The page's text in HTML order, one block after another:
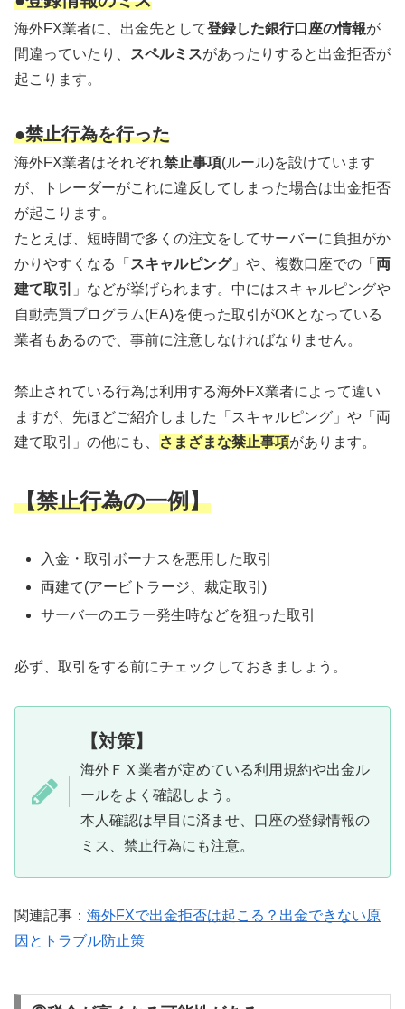
海外FX業者に、出金先として登録した銀行口座の情報が
間違っていたり、
スペルミスがあったりすると出金拒否が
起こります。
●禁止行為を行った
海外FX業者はそれぞれ禁止事項(ルール)を設けています
が、トレーダーがこれに違反してしまった場合は出金拒否
が起こります。
たとえば、短時間で多くの注文をしてサーバーに負担がか
かりやすくなる「 スキャルピング」や、複数口座での「 両
建て取引
」などが挙げられます。中にはスキャルピングや
自動売買プログラム(EA)を使った取引がOKとなっている
業者もあるので、事前に注意しなければなりません。
禁止されている行為は利用する海外FX業者によって違い
ますが、先ほどご紹介しました「スキャルピング」や「両
建て取引」の他にも、
さまざまな禁止事項があります。
【禁止行為の一例】
入金・取引ボーナスを悪用した取引
両建て(アービトラージ、裁定取引)
サーバーのエラー発生時などを狙った取引
必ず、取引をする前にチェックしておきましょう。
【対策】
海外ＦＸ業者が定めている利用規約や出金ル
ールをよく確認しよう。
本人確認は早目に済ませ、口座の登録情報の
ミス、禁止行為にも注意。
関連記事： 海外FXで出金拒否は起こる？出金できない原
因とトラブル防止策